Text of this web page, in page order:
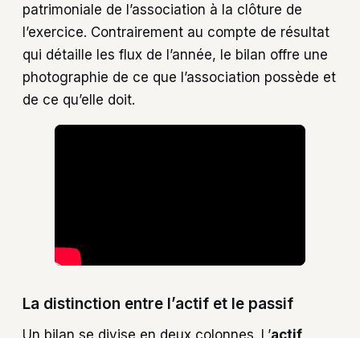
patrimoniale de l’association à la clôture de
l’exercice. Contrairement au compte de résultat
qui détaille les flux de l’année, le bilan offre une
photographie de ce que l’association possède et
de ce qu’elle doit.
La distinction entre l’actif et le passif
Un bilan se divise en deux colonnes. L’actif